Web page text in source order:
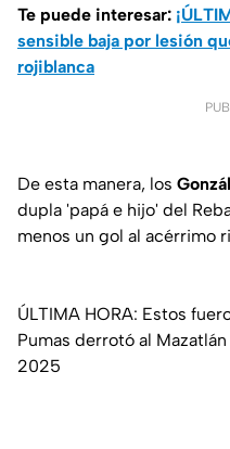
Te puede interesar:
sensible baja por lesión
rojiblanca
De esta manera, los
dupla 'papá e hijo' del
menos un gol al acérrimo
ÚLTIMA HORA: Estos
Pumas derrotó al
2025